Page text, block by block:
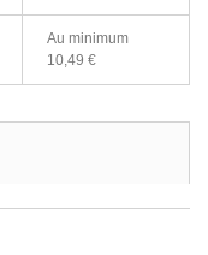
Au minimum
10,49 €